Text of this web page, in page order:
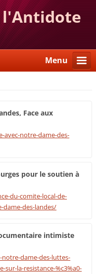
l'Antidote
Menu
Face aux
avec-notre-dame-des-
pour le soutien à
du-comite-local-de-
dame-des-landes/
intimiste
dame-des-luttes-
la-resistance-%c3%a0-